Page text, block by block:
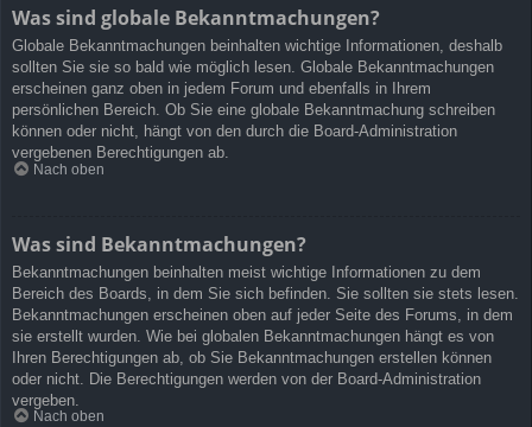
Was sind globale Bekanntmachungen?
Globale Bekanntmachungen beinhalten wichtige Informationen, deshalb
sollten Sie sie so bald wie möglich lesen. Globale Bekanntmachungen
erscheinen ganz oben in jedem Forum und ebenfalls in Ihrem
persönlichen Bereich. Ob Sie eine globale Bekanntmachung schreiben
können oder nicht, hängt von den durch die Board-Administration
vergebenen Berechtigungen ab.
Nach oben
Was sind Bekanntmachungen?
Bekanntmachungen beinhalten meist wichtige Informationen zu dem
Bereich des Boards, in dem Sie sich befinden. Sie sollten sie stets lesen.
Bekanntmachungen erscheinen oben auf jeder Seite des Forums, in dem
sie erstellt wurden. Wie bei globalen Bekanntmachungen hängt es von
Ihren Berechtigungen ab, ob Sie Bekanntmachungen erstellen können
oder nicht. Die Berechtigungen werden von der Board-Administration
vergeben.
Nach oben